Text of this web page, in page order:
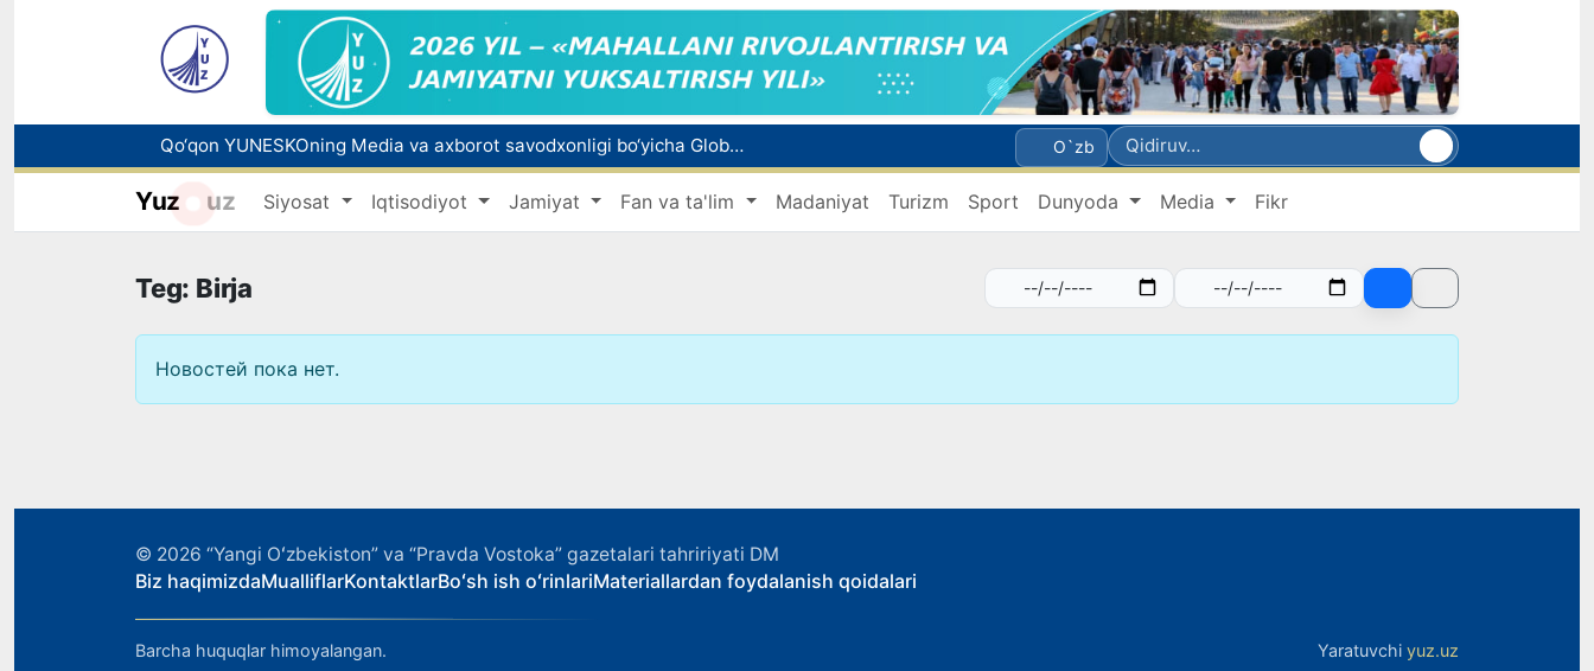
Qo‘qon YUNESKOning Media va axborot savodxonligi bo‘yicha Global alyansiga qo‘shildi
Gemodializ muolajasini oluvchi bemorlarning yo‘l xarajatlari davlat budjeti hisobidan qoplab berilishi mumkin
O`zb
Yuz uz Siyosat Iqtisodiyot Jamiyat Fan va ta'lim Madaniyat Turizm Sport Dunyoda Media Fikr
Teg: Birja
Новостей пока нет.
© 2026 “Yangi Oʻzbekiston” va “Pravda Vostoka” gazetalari tahririyati DM
Biz haqimizdaMualliflarKontaktlarBoʻsh ish oʻrinlariMateriallardan foydalanish qoidalari
Barcha huquqlar himoyalangan. Yaratuvchi yuz.uz